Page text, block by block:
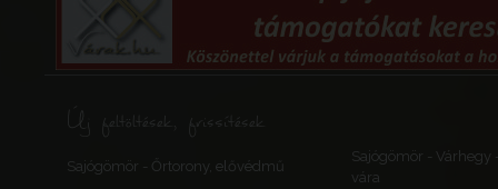
Új feltöltések, frissítések
Sajógömör - Őrtorony, elővédmű
Sajógömör - Várhegy
vára